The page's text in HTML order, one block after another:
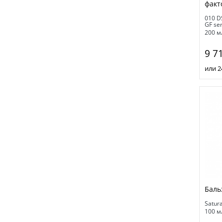
010
GF
200
9
или
100